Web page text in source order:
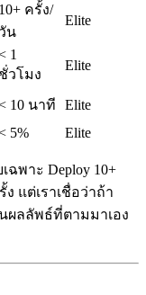
10+ ครั้ง/
วัน
Elite
1
ชั่วโมง
Elite
10 นาที
Elite
5% Elite
พาะ Deploy 10+
แต่เราเชื่อว่าถ้า
ผลลัพธ์ที่ตามมาเอง